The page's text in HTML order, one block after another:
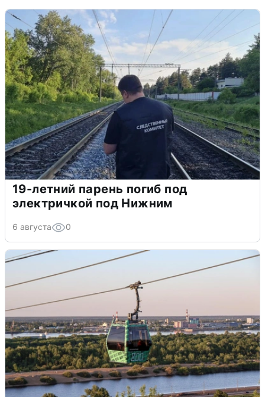
19-летний парень погиб под
электричкой под Нижним
6 августа 0